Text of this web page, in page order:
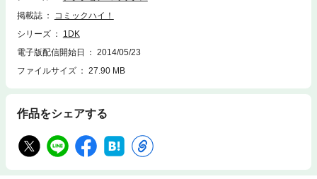
掲載誌
コミックハイ！
シリーズ
1DK
電子版配信開始日
2014/05/23
ファイルサイズ
27.90 MB
作品をシェアする